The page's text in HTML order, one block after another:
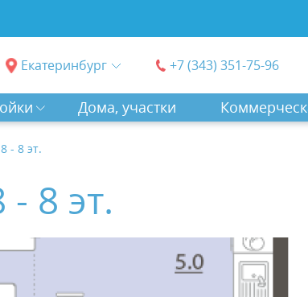
Екатеринбург +7 (343) 351-75-96
Дома, участки
- 8 эт.
8 эт.